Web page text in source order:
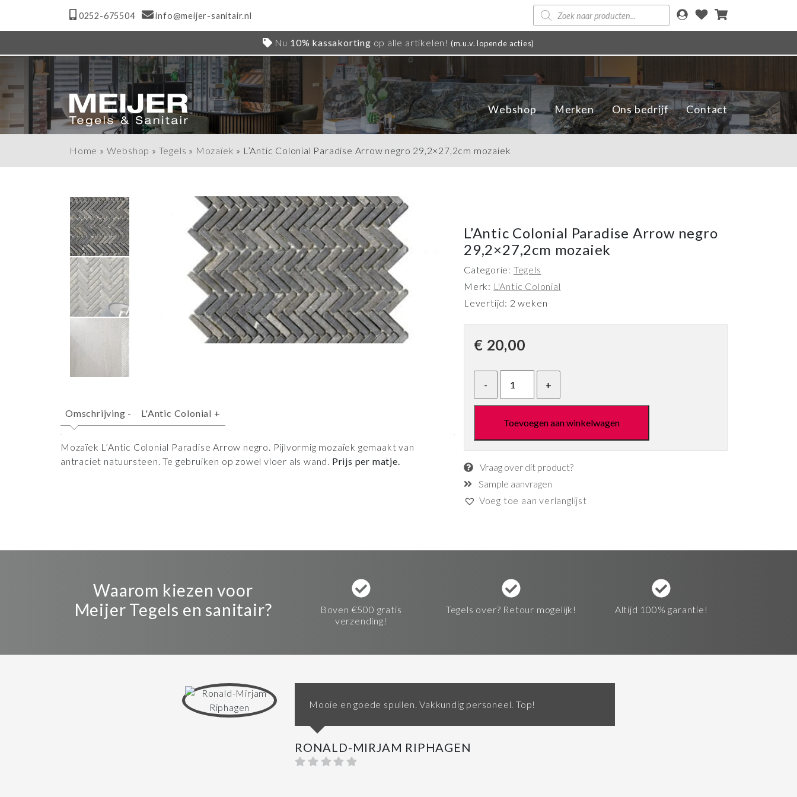
0252-675504 info@meijer-sanitair.nl
Producten
zoeken
Nu 10% kassakorting op alle artikelen! (m.u.v. lopende acties)
Webshop Merken Ons bedrijf Contact
Home » Webshop » Tegels » Mozaïek » L’Antic Colonial Paradise Arrow negro 29,2×27,2cm mozaiek
Omschrijving - L'Antic Colonial +
Mozaïek L’Antic Colonial Paradise Arrow negro. Pijlvormig mozaïek gemaakt van
antraciet natuursteen. Te gebruiken op zowel vloer als wand. Prijs per matje.
L’Antic Colonial Paradise Arrow negro
29,2×27,2cm mozaiek
Categorie: Tegels
Merk: L'Antic Colonial
Levertijd: 2 weken
€ 20,00
Toevoegen aan winkelwagen
Vraag over dit product?
Sample aanvragen
Voeg toe aan verlanglijst
Waarom kiezen voor
Meijer Tegels en sanitair?
Boven €500 gratis
verzending!
Tegels over? Retour mogelijk! Altijd 100% garantie!
Mooie en goede spullen. Vakkundig personeel. Top!
RONALD-MIRJAM RIPHAGEN